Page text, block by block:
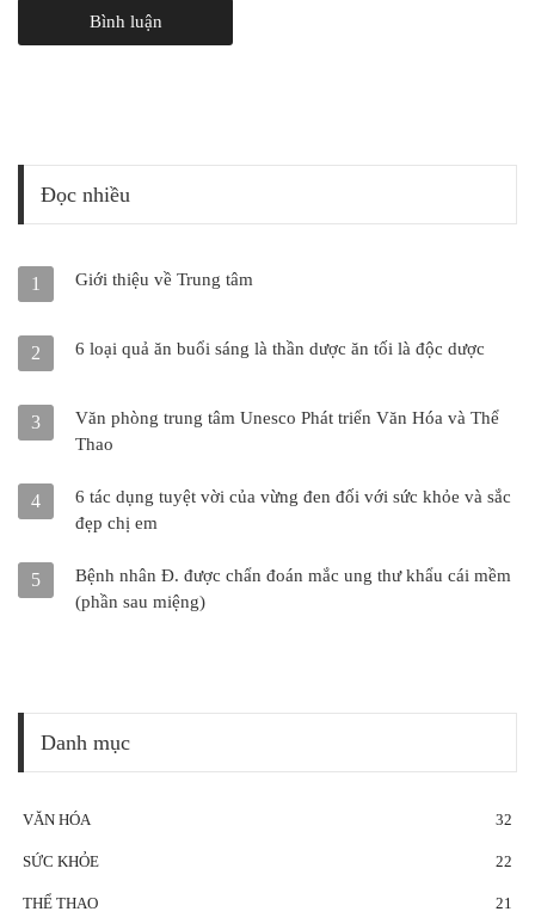
Bình luận
Đọc nhiều
1 Giới thiệu về Trung tâm
2 6 loại quả ăn buổi sáng là thần dược ăn tối là độc dược
3
Văn phòng trung tâm Unesco Phát triển Văn Hóa và Thể
Thao
4
6 tác dụng tuyệt vời của vừng đen đối với sức khỏe và sắc
đẹp chị em
5
Bệnh nhân Đ. được chẩn đoán mắc ung thư khẩu cái mềm
(phần sau miệng)
Danh mục
VĂN HÓA 32
SỨC KHỎE 22
THỂ THAO 21